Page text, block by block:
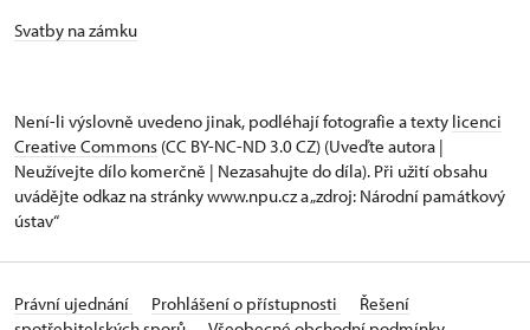
Svatby na zámku
Není-li výslovně uvedeno jinak, podléhají fotografie a texty licenci
Creative Commons (CC BY-NC-ND 3.0 CZ) (Uveďte autora |
Neužívejte dílo komerčně | Nezasahujte do díla). Při užití obsahu
uvádějte odkaz na stránky www.npu.cz a „zdroj: Národní památkový
ústav“
Právní ujednání Prohlášení o přístupnosti
Řešení